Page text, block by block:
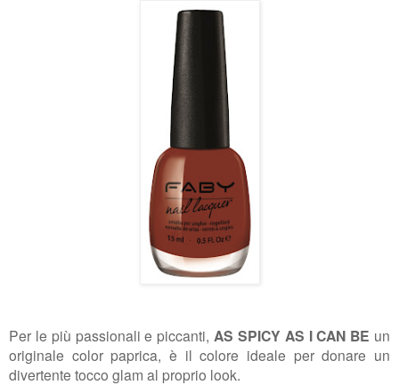
Per le più passionali e piccanti, AS SPICY AS I CAN BE un
originale color paprica, è il colore ideale per donare un
divertente tocco glam al proprio look.